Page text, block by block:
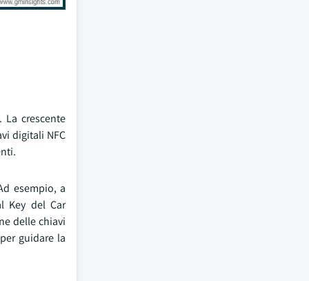
crescente
digitali NFC
esempio, a
Key del Car
delle chiavi
guidare la